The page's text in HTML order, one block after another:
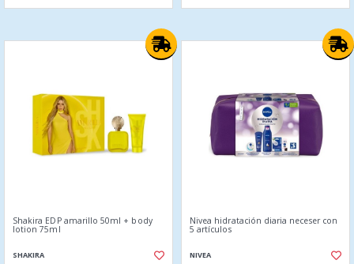
Shakira EDP amarillo 50ml + body
lotion 75ml
SHAKIRA
Nivea hidratación diaria neceser con
5 artículos
NIVEA